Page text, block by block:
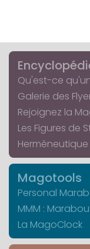
Qu'est-ce
Galerie des
Rejoignez la
Les Figures de
Magotools
Personal
MMM :
La MagoClock